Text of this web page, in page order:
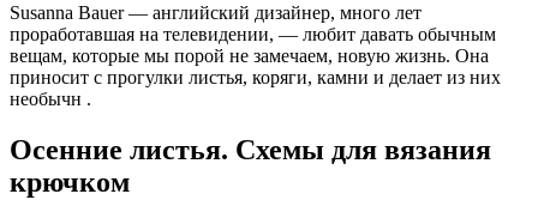
Susanna Bauer — английский дизайнер, много лет
проработавшая на телевидении, — любит давать обычным
вещам, которые мы порой не замечаем, новую жизнь. Она
приносит с прогулки листья, коряги, камни и делает из них
необычн .
Осенние листья. Схемы для вязания
крючком